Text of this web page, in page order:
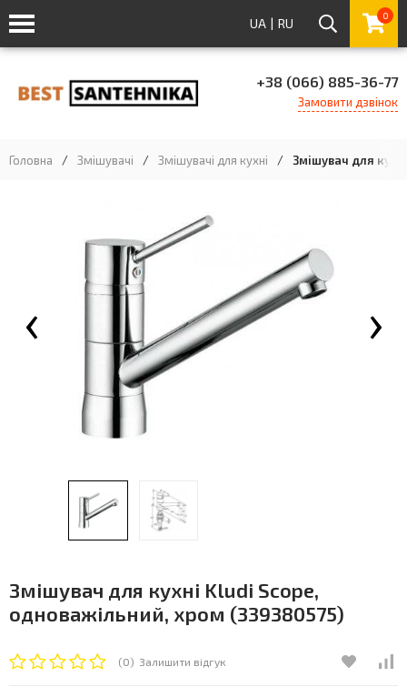
UA | RU 0
+38 (066) 885-36-77
Замовити дзвінок
Головна / Змішувачі / Змішувачі для кухні / Змішувач для
‹ ›
Змішувач для кухні Kludi Scope,
одноважільний, хром (339380575)
(0) Залишити відгук